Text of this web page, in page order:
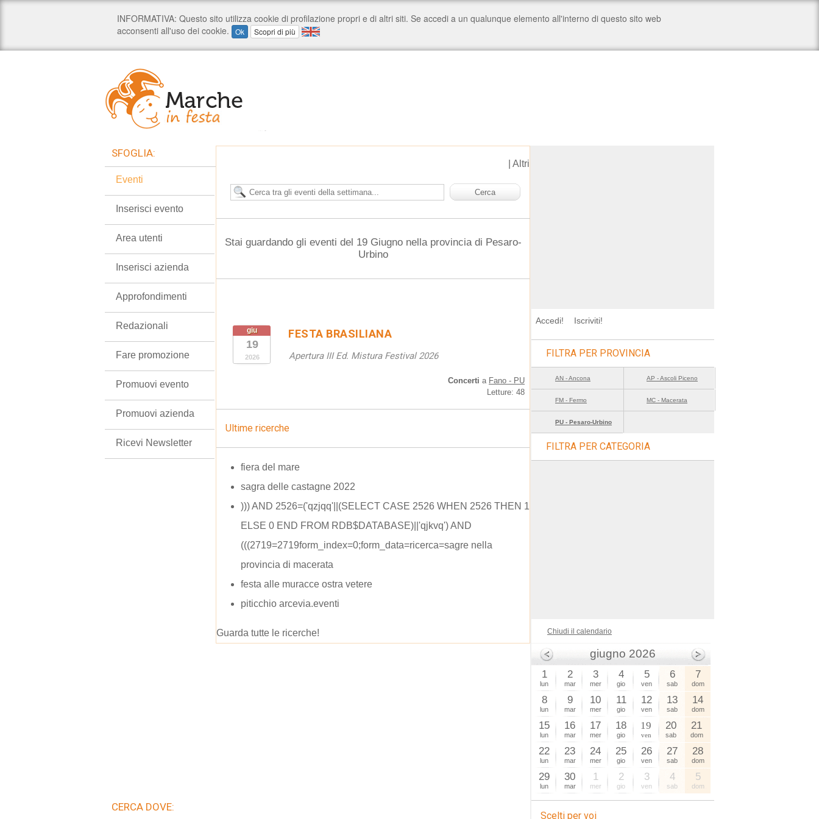
Altri
Stai guardando gli eventi del 19 Giugno nella provincia di Pesaro-
Urbino
giu
19
2026
FESTA BRASILIANA
Apertura III Ed. Mistura Festival 2026
Concerti a Fano - PU
Letture: 48
Ultime ricerche
fiera del mare
sagra delle castagne 2022
))) AND 2526=('qzjqq'||(SELECT CASE 2526 WHEN 2526 THEN 1
ELSE 0 END FROM RDB$DATABASE)||'qjkvq') AND
(((2719=2719form_index=0;form_data=ricerca=sagre nella
provincia di macerata
festa alle muracce ostra vetere
piticchio arcevia.eventi
Guarda tutte le ricerche!
SFOGLIA:
Eventi
Inserisci evento
Area utenti
Inserisci azienda
Approfondimenti
Redazionali
Fare promozione
Promuovi evento
Promuovi azienda
Ricevi Newsletter
CERCA DOVE:
Accedi! Iscriviti!
FILTRA PER PROVINCIA
AN - Ancona AP - Ascoli Piceno
FM - Fermo MC - Macerata
PU - Pesaro-Urbino
FILTRA PER CATEGORIA
Chiudi il calendario
giugno 2026
1
lun
2
mar
3
mer
4
gio
5
ven
6
sab
7
dom
8
lun
9
mar
10
mer
11
gio
12
ven
13
sab
14
dom
15
lun
16
mar
17
mer
18
gio
19
ven
20
sab
21
dom
22
lun
23
mar
24
mer
25
gio
26
ven
27
sab
28
dom
29
lun
30
mar
1
mer
2
gio
3
ven
4
sab
5
dom
Scelti per voi